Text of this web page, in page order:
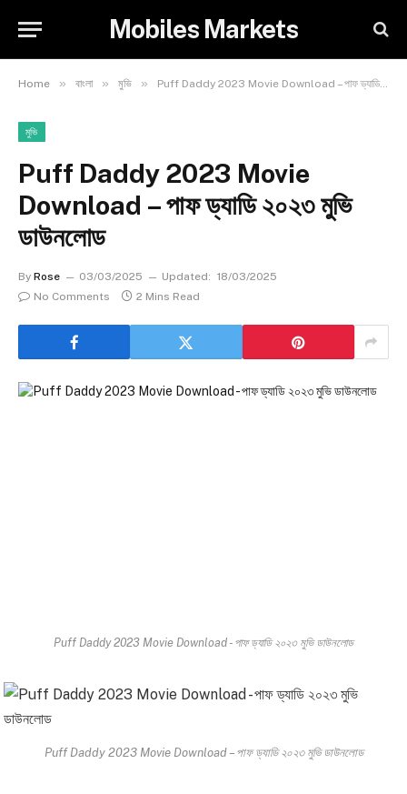
Mobiles Markets
Home » বাংলা » মুভি » Puff Daddy 2023 Movie Download – পাফ ড্যাডি ২০২৩ মুভি ডাউনলোড
মুভি
Puff Daddy 2023 Movie
Download – পাফ ড্যাডি ২০২৩ মুভি
ডাউনলোড
By Rose 03/03/2025 Updated: 18/03/2025
No Comments
2 Mins Read
Puff Daddy 2023 Movie Download - পাফ ড্যাডি ২০২৩ মুভি ডাউনলোড
Puff Daddy 2023 Movie Download – পাফ ড্যাডি ২০২৩ মুভি ডাউনলোড